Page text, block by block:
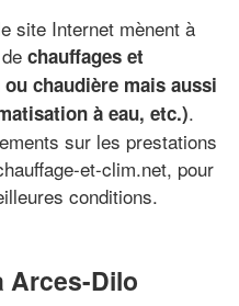
site Internet mènent à
chauffages et
chaudière mais aussi
à eau, etc.).
sur les prestations
et-clim.net, pour
conditions.
Arces-Dilo